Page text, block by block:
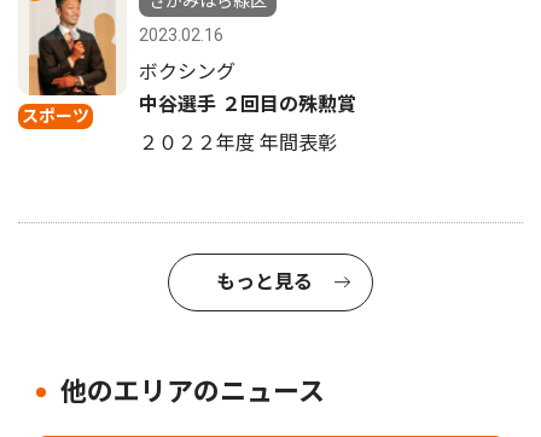
スポーツ
2023.02.16
ボクシング
中谷選手 ２回目の殊勲賞
２０２２年度 年間表彰
もっと見る
他のエリアのニュース